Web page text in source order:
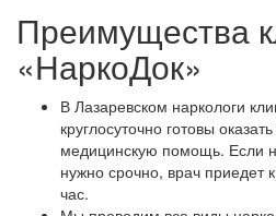
Преимущества
«НаркоДок»
В Лазаревском наркологи
круглосуточно готовы
медицинскую помощь. Если
нужно срочно, врач приедет
час.